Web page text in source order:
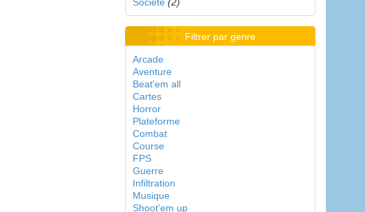
Filtrer par genre
Arcade
Aventure
Beat'em all
Cartes
Horror
Plateforme
Combat
Course
FPS
Guerre
Infiltration
Musique
Shoot'em up